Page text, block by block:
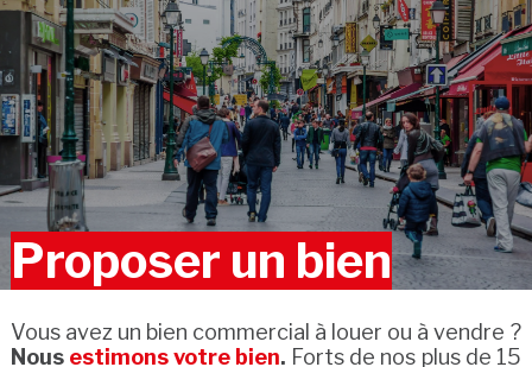
Proposer un bien
Vous avez un bien commercial à louer ou à vendre ?
Nous estimons votre bien. Forts de nos plus de 15